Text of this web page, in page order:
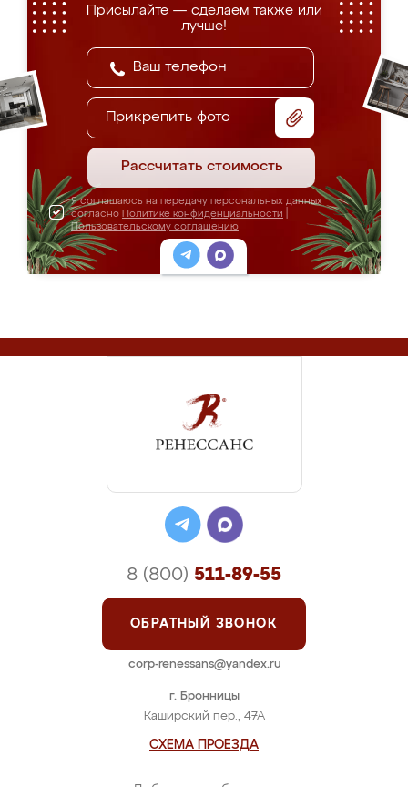
Присылайте — сделаем также или
лучше!
Прикрепить фото
Рассчитать стоимость
Я соглашаюсь на передачу персональных данных
согласно Политике конфиденциальности
Пользовательскому соглашению
г. Бронницы
Каширский пер., 47А
СХЕМА ПРОЕЗДА
8 (800) 511-89-55
ОБРАТНЫЙ ЗВОНОК
corp-renessans@yandex.ru